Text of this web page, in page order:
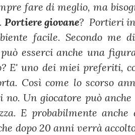
fare di meglio, ma
Portiere giovane? Portieri
facile. Secondo me
esserci anche una
E' uno dei miei preferiti,
Così come lo scorso
no. Un giocatore può
E probabilmente anche
dopo 20 anni verrà